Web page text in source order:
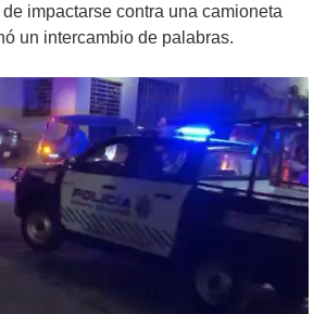
impactarse contra una camioneta
un intercambio de palabras.